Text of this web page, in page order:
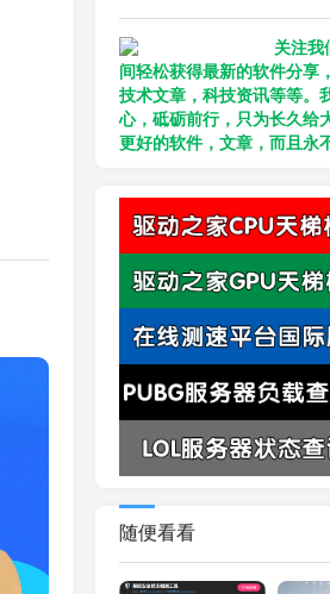
关注我
间轻松获得最新的软件分享
技术文章，科技资讯等等。
心，砥砺前行，只为长久给
更好的软件，文章，而且永
随便看看